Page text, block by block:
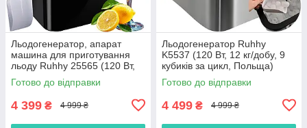
Льодогенератор, апарат
машина для приготування
льоду Ruhhy 25565 (120 Вт,
Польща)
Готово до відправки
4 399 ₴ 4 999 ₴
Льодогенератор Ruhhy
K5537 (120 Вт, 12 кг/добу, 9
кубиків за цикл, Польща)
Готово до відправки
4 499 ₴ 4 999 ₴